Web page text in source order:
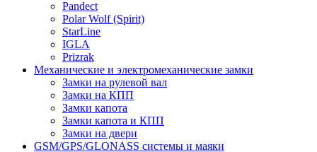
Pandect
Polar Wolf (Spirit)
StarLine
IGLA
Prizrak
Механические и электромеханические замки
Замки на рулевой вал
Замки на КПП
Замки капота
Замки капота и КПП
Замки на двери
GSM/GPS/GLONASS системы и маяки